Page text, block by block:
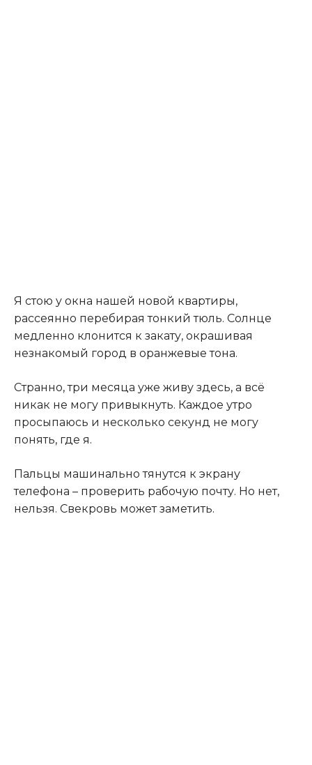
Я стою у окна нашей новой квартиры,
рассеянно перебирая тонкий тюль. Солнце
медленно клонится к закату, окрашивая
незнакомый город в оранжевые тона.
Странно, три месяца уже живу здесь, а всё
никак не могу привыкнуть. Каждое утро
просыпаюсь и несколько секунд не могу
понять, где я.
Пальцы машинально тянутся к экрану
телефона – проверить рабочую почту. Но нет,
нельзя. Свекровь может заметить.